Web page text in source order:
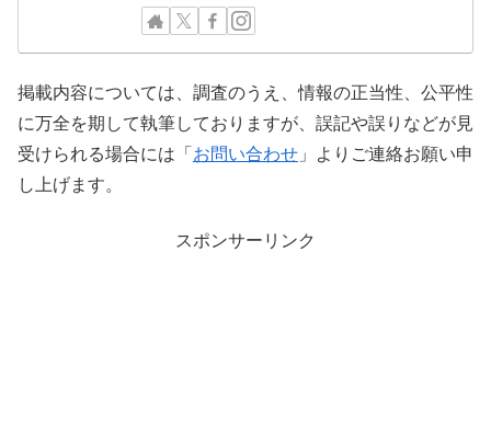
掲載内容については、調査のうえ、情報の正当性、公平性
に万全を期して執筆しておりますが、誤記や誤りなどが見
受けられる場合には「 お問い合わせ 」よりご連絡お願い申
し上げます。
スポンサーリンク